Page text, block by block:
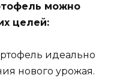
можно
целей:
идеально
нового урожая.